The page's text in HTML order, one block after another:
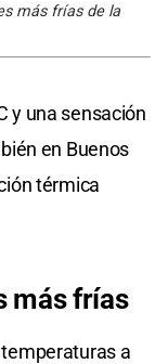
más frías de la
y una sensación
en Buenos
térmica
más frías
a